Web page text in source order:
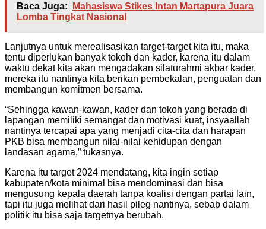
Baca Juga:
Mahasiswa Stikes Intan Martapura Juara
Lomba Tingkat Nasional
Lanjutnya untuk merealisasikan target-target kita itu, maka
tentu diperlukan banyak tokoh dan kader, karena itu dalam
waktu dekat kita akan mengadakan silaturahmi akbar kader,
mereka itu nantinya kita berikan pembekalan, penguatan dan
membangun komitmen bersama.
“Sehingga kawan-kawan, kader dan tokoh yang berada di
lapangan memiliki semangat dan motivasi kuat, insyaallah
nantinya tercapai apa yang menjadi cita-cita dan harapan
PKB bisa membangun nilai-nilai kehidupan dengan
landasan agama,” tukasnya.
Karena itu target 2024 mendatang, kita ingin setiap
kabupaten/kota minimal bisa mendominasi dan bisa
mengusung kepala daerah tanpa koalisi dengan partai lain,
tapi itu juga melihat dari hasil pileg nantinya, sebab dalam
politik itu bisa saja targetnya berubah.